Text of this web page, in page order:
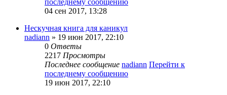
последнему сообщению
04 сен 2017, 13:28
Нескучная книга для каникул
nadiann » 19 июн 2017, 22:10
0 Ответы
2217 Просмотры
Последнее сообщение nadiann Перейти к
последнему сообщению
19 июн 2017, 22:10